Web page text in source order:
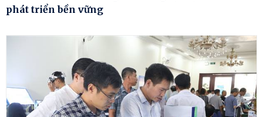
phát triển bền vững